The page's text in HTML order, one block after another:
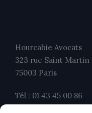
Hourcabie Avocats
323 rue Saint Martin
75003 Paris
Tél : 01 43 45 00 86